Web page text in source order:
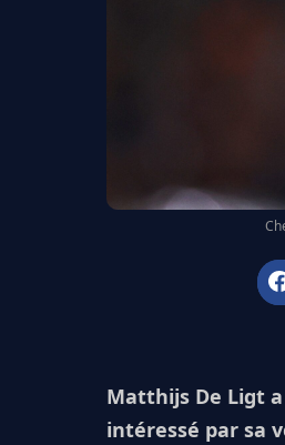
Matthijs De Ligt
intéressé par sa